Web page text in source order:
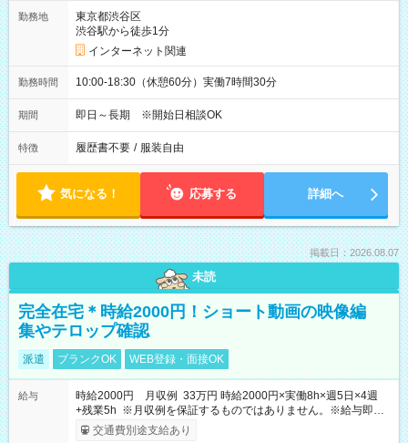
勤務地
東京都渋谷区
渋谷駅から徒歩1分
インターネット関連
勤務時間 10:00-18:30（休憩60分）実働7時間30分
期間 即日～長期 ※開始日相談OK
特徴 履歴書不要 / 服装自由
気になる！ 応募する 詳細へ
掲載日：2026.08.07
未読
完全在宅＊時給2000円！ショート動画の映像編
集やテロップ確認
派遣 ブランクOK WEB登録・面接OK
給与
時給2000円 月収例 33万円 時給2000円×実働8h×週5日×4週
+残業5h ※月収例を保証するものではありません。※給与即受
取りサービス利用可（利用条件有）
交通費別途支給あり